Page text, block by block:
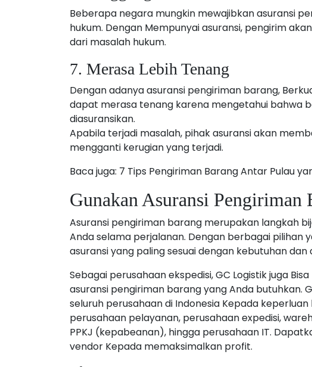
Beberapa negara mungkin mewajibkan asuransi
hukum. Dengan Mempunyai asuransi, pengirim
dari masalah hukum.
7. Merasa Lebih Tenang
Dengan adanya asuransi pengiriman barang,
dapat merasa tenang karena mengetahui bahwa
diasuransikan.
Apabila terjadi masalah, pihak asuransi akan
mengganti kerugian yang terjadi.
Baca juga: 7 Tips Pengiriman Barang Antar Pulau
Gunakan Asuransi Pengiriman
Asuransi pengiriman barang merupakan langkah
Anda selama perjalanan. Dengan berbagai pilihan
asuransi yang paling sesuai dengan kebutuhan dan
Sebagai perusahaan ekspedisi, GC Logistik juga
asuransi pengiriman barang yang Anda butuhkan.
seluruh perusahaan di Indonesia Kepada keperluan
perusahaan pelayanan, perusahaan expedisi,
PPKJ (kepabeanan), hingga perusahaan IT.
vendor Kepada memaksimalkan profit.